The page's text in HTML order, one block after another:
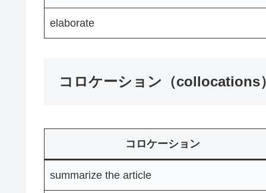
elaborate
コロケーション（collocations
コロケーション
summarize the article